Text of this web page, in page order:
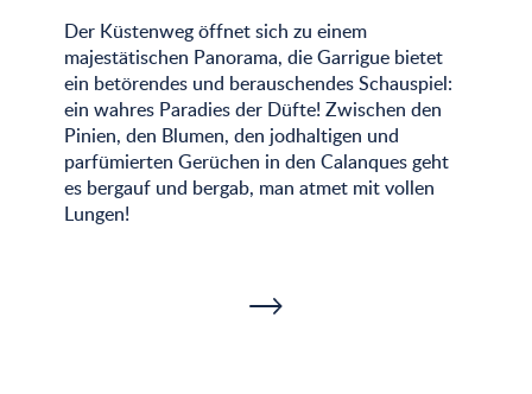
Der Küstenweg öffnet sich zu einem
majestätischen Panorama, die Garrigue bietet
ein betörendes und berauschendes Schauspiel:
ein wahres Paradies der Düfte! Zwischen den
Pinien, den Blumen, den jodhaltigen und
parfümierten Gerüchen in den Calanques geht
es bergauf und bergab, man atmet mit vollen
Lungen!